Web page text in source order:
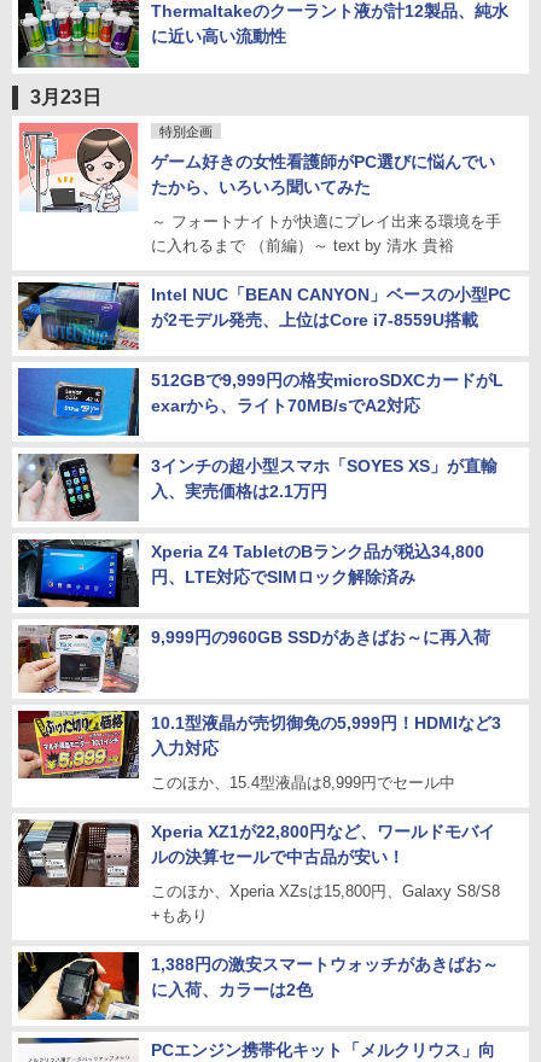
Thermaltakeのクーラント液が計12製品、純水
に近い高い流動性
3月23日
特別企画
ゲーム好きの女性看護師がPC選びに悩んでい
たから、いろいろ聞いてみた
～ フォートナイトが快適にプレイ出来る環境を手
に入れるまで （前編）～ text by 清水 貴裕
Intel NUC「BEAN CANYON」ベースの小型PC
が2モデル発売、上位はCore i7-8559U搭載
512GBで9,999円の格安microSDXCカードがL
exarから、ライト70MB/sでA2対応
3インチの超小型スマホ「SOYES XS」が直輸
入、実売価格は2.1万円
Xperia Z4 TabletのBランク品が税込34,800
円、LTE対応でSIMロック解除済み
9,999円の960GB SSDがあきばお～に再入荷
10.1型液晶が売切御免の5,999円！HDMIなど3
入力対応
このほか、15.4型液晶は8,999円でセール中
Xperia XZ1が22,800円など、ワールドモバイ
ルの決算セールで中古品が安い！
このほか、Xperia XZsは15,800円、Galaxy S8/S8
+もあり
1,388円の激安スマートウォッチがあきばお～
に入荷、カラーは2色
PCエンジン携帯化キット「メルクリウス」向